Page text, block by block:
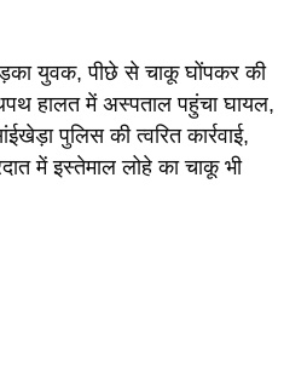
युवक, पीछे से चाकू घोंपकर की
हालत में अस्पताल पहुंचा घायल,
पुलिस की त्वरित कार्रवाई,
में इस्तेमाल लोहे का चाकू भी